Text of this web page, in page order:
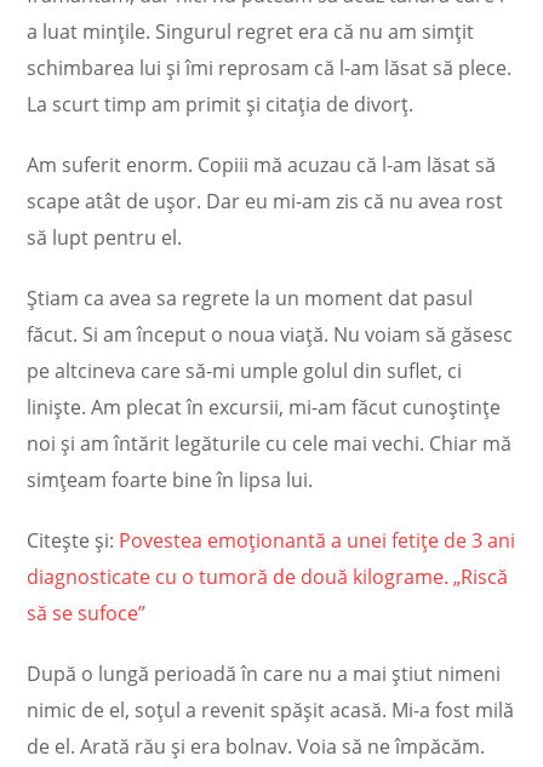
a luat minţile. Singurul regret era că nu am simţit
schimbarea lui şi îmi reprosam că l-am lăsat să plece.
La scurt timp am primit şi citaţia de divorţ.
Am suferit enorm. Copiii mă acuzau că l-am lăsat să
scape atât de uşor. Dar eu mi-am zis că nu avea rost
să lupt pentru el.
Ştiam ca avea sa regrete la un moment dat pasul
făcut. Si am început o noua viaţă. Nu voiam să găsesc
pe altcineva care să-mi umple golul din suflet, ci
linişte. Am plecat în excursii, mi-am făcut cunoştinţe
noi şi am întărit legăturile cu cele mai vechi. Chiar mă
simţeam foarte bine în lipsa lui.
Citește și: Povestea emoționantă a unei fetițe de 3 ani
diagnosticate cu o tumoră de două kilograme. „Riscă
să se sufoce”
După o lungă perioadă în care nu a mai ştiut nimeni
nimic de el, soţul a revenit spăşit acasă. Mi-a fost milă
de el. Arată rău şi era bolnav. Voia să ne împăcăm.